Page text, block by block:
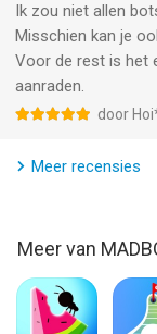
Ik zou niet allen
Misschien kan je
Voor de rest is het
aanraden.
door
Meer recensies
Meer van